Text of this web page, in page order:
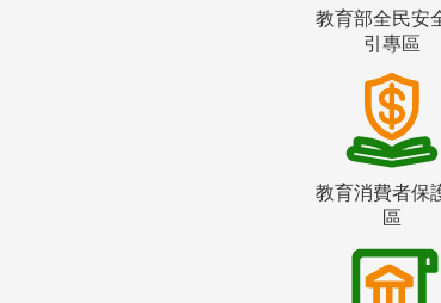
教育部全民安
引專區
教育消費者保
區